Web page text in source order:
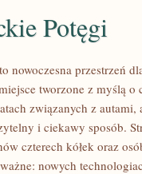
Potęgi
nowoczesna przestrzeń
tworzone z myślą
związanych z autami,
i ciekawy sposób.
czterech kółek oraz
nowych